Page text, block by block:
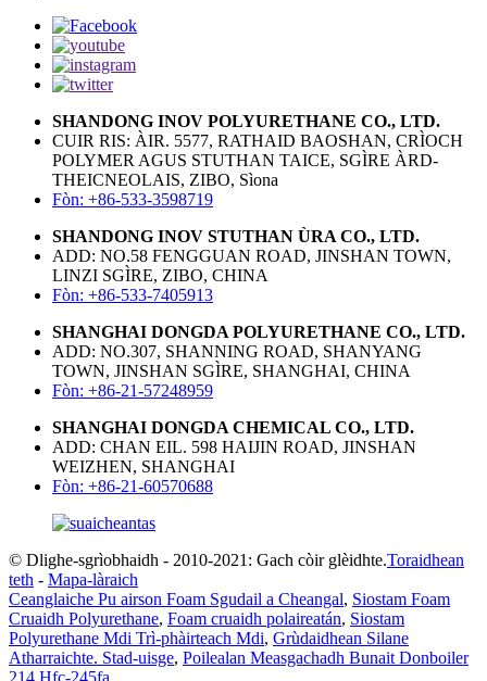
SHANDONG INOV POLYURETHANE CO., LTD.
CUIR RIS: ÀIR. 5577, RATHAID BAOSHAN, CRÌOCH
POLYMER AGUS STUTHAN TAICE, SGÌRE ÀRD-
THEICNEOLAIS, ZIBO, Sìona
Fòn: +86-533-3598719
SHANDONG INOV STUTHAN ÙRA CO., LTD.
ADD: NO.58 FENGGUAN ROAD, JINSHAN TOWN,
LINZI SGÌRE, ZIBO, CHINA
Fòn: +86-533-7405913
SHANGHAI DONGDA POLYURETHANE CO., LTD.
ADD: NO.307, SHANNING ROAD, SHANYANG
TOWN, JINSHAN SGÌRE, SHANGHAI, CHINA
Fòn: +86-21-57248959
SHANGHAI DONGDA CHEMICAL CO., LTD.
ADD: CHAN EIL. 598 HAIJIN ROAD, JINSHAN
WEIZHEN, SHANGHAI
Fòn: +86-21-60570688
© Dlighe-sgrìobhaidh - 2010-2021: Gach còir glèidhte.Toraidhean
teth - Mapa-làraich
Ceanglaiche Pu airson Foam Sgudail a Cheangal, Siostam Foam
Cruaidh Polyurethane, Foam cruaidh polaireatán, Siostam
Polyurethane Mdi Trì-phàirteach Mdi, Grùdaidhean Silane
Atharraichte. Stad-uisge, Poilealan Measgachadh Bunait Donboiler